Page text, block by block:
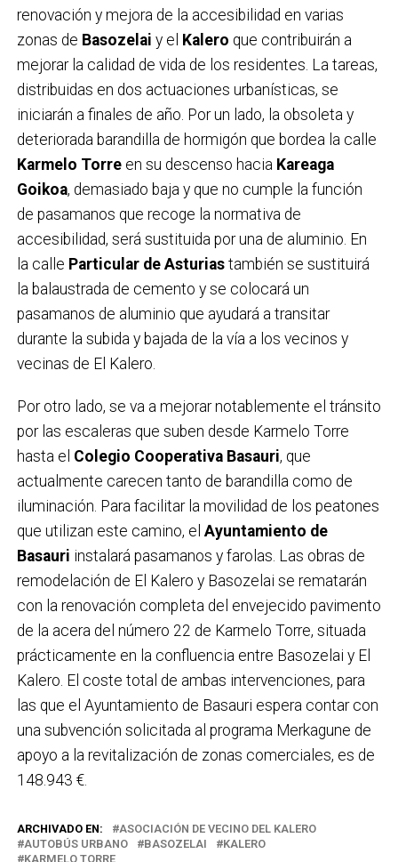
renovación y mejora de la accesibilidad en varias
zonas de Basozelai y el Kalero que contribuirán a
mejorar la calidad de vida de los residentes. La tareas,
distribuidas en dos actuaciones urbanísticas, se
iniciarán a finales de año. Por un lado, la obsoleta y
deteriorada barandilla de hormigón que bordea la calle
Karmelo Torreen su descenso hacia Kareaga
Goikoa, demasiado baja y que no cumple la función
de pasamanos que recoge la normativa de
accesibilidad, será sustituida por una de aluminio. En
la calle Particular de Asturiastambién se sustituirá
la balaustrada de cemento y se colocará un
pasamanos de aluminio que ayudará a transitar
durante la subida y bajada de la vía a los vecinos y
vecinas de El Kalero.
Por otro lado, se va a mejorar notablemente el tránsito
por las escaleras que suben desde Karmelo Torre
hasta el Colegio Cooperativa Basauri, que
actualmente carecen tanto de barandilla como de
iluminación. Para facilitar la movilidad de los peatones
que utilizan este camino, el Ayuntamiento de
Basauri instalará pasamanos y farolas. Las obras de
remodelación de El Kalero y Basozelai se rematarán
con la renovación completa del envejecido pavimento
de la acera del número 22 de Karmelo Torre, situada
prácticamente en la confluencia entre Basozelai y El
Kalero. El coste total de ambas intervenciones, para
las que el Ayuntamiento de Basauri espera contar con
una subvención solicitada al programa Merkagune de
apoyo a la revitalización de zonas comerciales, es de
148.943 €.
ARCHIVADO EN:
ASOCIACIÓN DE VECINO DEL KALERO
AUTOBÚS URBANO
BASOZELAI
KALERO
KARMELO TORRE